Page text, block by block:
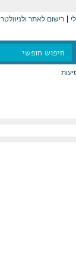
רישום לאתר ולניוזלטר